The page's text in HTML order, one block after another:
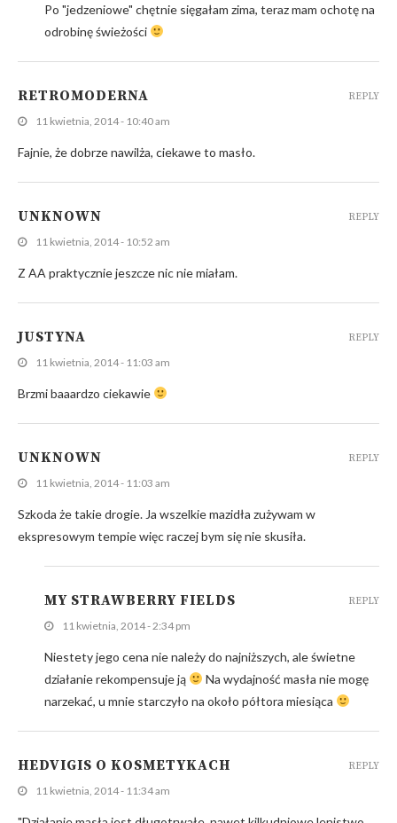
Po "jedzeniowe" chętnie sięgałam zima, teraz mam ochotę na
odrobinę świeżości
RETROMODERNA
11 kwietnia, 2014 - 10:40 am
Fajnie, że dobrze nawilża, ciekawe to masło.
REPLY
UNKNOWN
11 kwietnia, 2014 - 10:52 am
Z AA praktycznie jeszcze nic nie miałam.
REPLY
JUSTYNA
11 kwietnia, 2014 - 11:03 am
Brzmi baaardzo ciekawie
REPLY
UNKNOWN
11 kwietnia, 2014 - 11:03 am
Szkoda że takie drogie. Ja wszelkie mazidła zużywam w
ekspresowym tempie więc raczej bym się nie skusiła.
REPLY
MY STRAWBERRY FIELDS
11 kwietnia, 2014 - 2:34 pm
Niestety jego cena nie należy do najniższych, ale świetne
działanie rekompensuje ją
Na wydajność masła nie mogę
narzekać, u mnie starczyło na około półtora miesiąca
REPLY
HEDVIGIS O KOSMETYKACH
11 kwietnia, 2014 - 11:34 am
REPLY